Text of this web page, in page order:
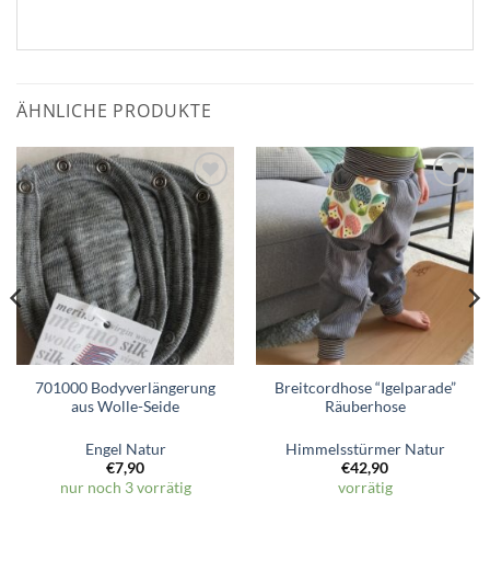
ÄHNLICHE PRODUKTE
Zum
Wunschzettel
hinzufügen
701000 Bodyverlängerung
aus Wolle-Seide
Engel Natur
€7,90
nur noch 3 vorrätig
Zum
Wunschzettel
hinzufügen
Breitcordhose “Igelparade”
Räuberhose
Himmelsstürmer Natur
€42,90
vorrätig